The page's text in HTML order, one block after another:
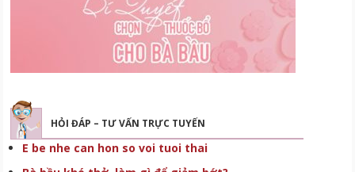
HỎI ĐÁP – TƯ VẤN TRỰC TUYẾN
E be nhe can hon so voi tuoi thai